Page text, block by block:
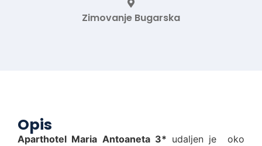
Zimovanje Bugarska
Opis
Aparthotel Maria Antoaneta 3* udaljen je oko